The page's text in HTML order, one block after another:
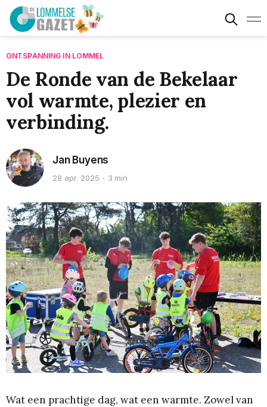
ONTSPANNING IN LOMMEL
De Ronde van de Bekelaar
vol warmte, plezier en
verbinding.
Jan Buyens
28 apr. 2025 3 min
Wat een prachtige dag, wat een warmte. Zowel van